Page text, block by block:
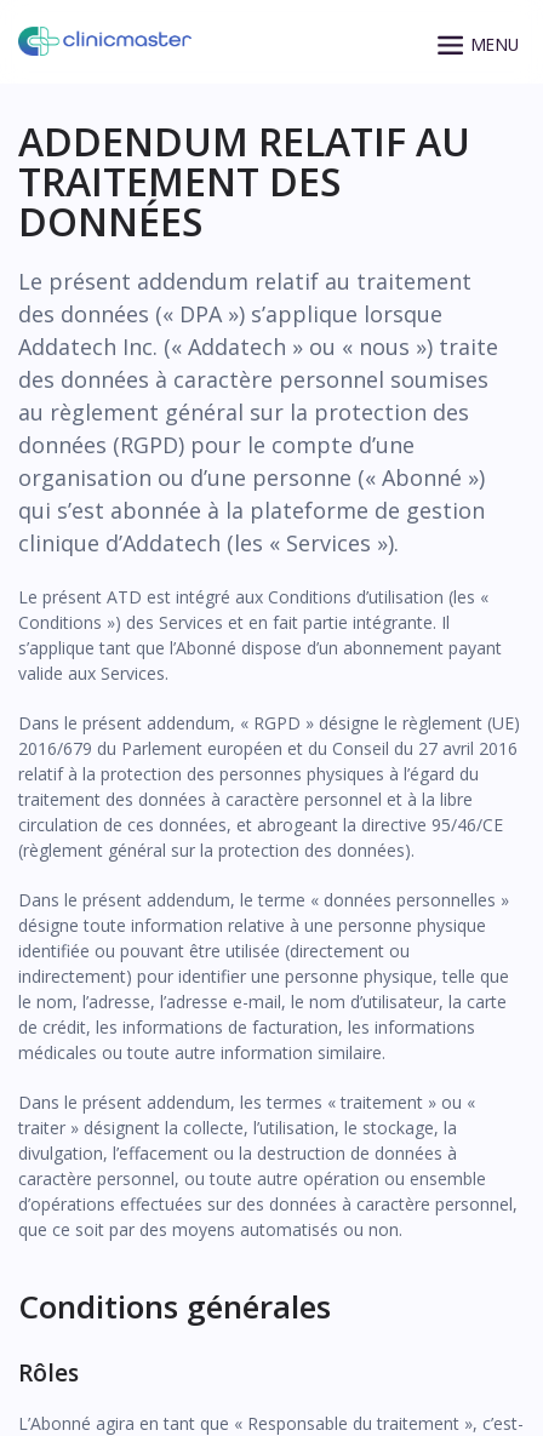
ADDENDUM RELATIF AU
TRAITEMENT DES
DONNÉES
Le présent addendum relatif au traitement
des données (« DPA ») s’applique lorsque
Addatech Inc. (« Addatech » ou « nous ») traite
des données à caractère personnel soumises
au règlement général sur la protection des
données (RGPD) pour le compte d’une
organisation ou d’une personne (« Abonné »)
qui s’est abonnée à la plateforme de gestion
clinique d’Addatech (les « Services »).
Le présent ATD est intégré aux Conditions d’utilisation (les «
Conditions ») des Services et en fait partie intégrante. Il
s’applique tant que l’Abonné dispose d’un abonnement payant
valide aux Services.
Dans le présent addendum, « RGPD » désigne le règlement (UE)
2016/679 du Parlement européen et du Conseil du 27 avril 2016
relatif à la protection des personnes physiques à l’égard du
traitement des données à caractère personnel et à la libre
circulation de ces données, et abrogeant la directive 95/46/CE
(règlement général sur la protection des données).
Dans le présent addendum, le terme « données personnelles »
désigne toute information relative à une personne physique
identifiée ou pouvant être utilisée (directement ou
indirectement) pour identifier une personne physique, telle que
le nom, l’adresse, l’adresse e-mail, le nom d’utilisateur, la carte
de crédit, les informations de facturation, les informations
médicales ou toute autre information similaire.
Dans le présent addendum, les termes « traitement » ou «
traiter » désignent la collecte, l’utilisation, le stockage, la
divulgation, l’effacement ou la destruction de données à
caractère personnel, ou toute autre opération ou ensemble
d’opérations effectuées sur des données à caractère personnel,
que ce soit par des moyens automatisés ou non.
Conditions générales
Rôles
L’Abonné agira en tant que « Responsable du traitement », c’est-